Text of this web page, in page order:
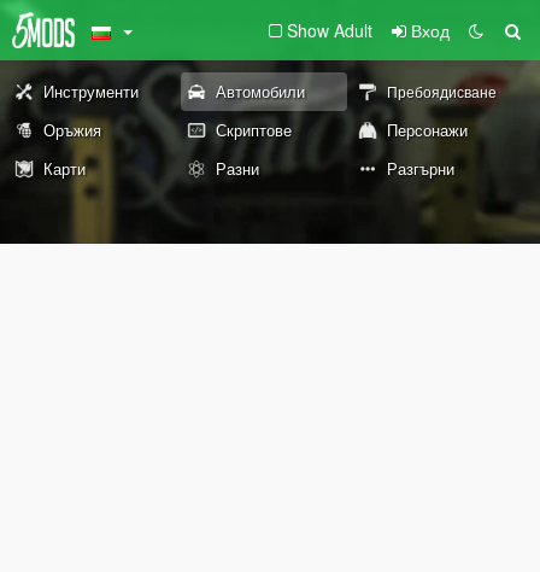
Show Adult Вход
Инструменти Автомобили Пребоядисване
Оръжия Скриптове
Персонажи
Карти
Разни Разгърни